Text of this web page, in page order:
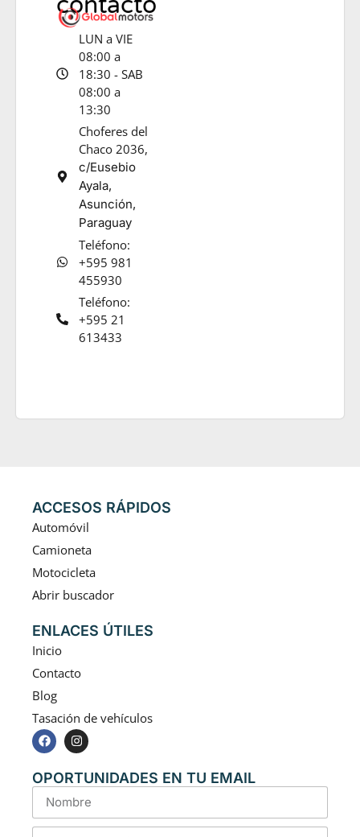
LUN a VIE
08:00 a
18:30 - SAB
08:00 a
13:30
Choferes del
Chaco 2036,
c/Eusebio
Ayala,
Asunción,
Paraguay
Teléfono:
+595 981
455930
Teléfono:
+595 21
613433
ACCESOS RÁPIDOS
Automóvil
Camioneta
Motocicleta
Abrir buscador
ENLACES ÚTILES
Inicio
Contacto
Blog
Tasación de vehículos
OPORTUNIDADES EN TU EMAIL